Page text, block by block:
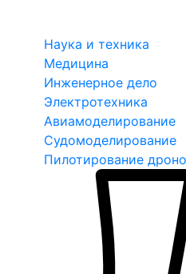
Наука и техника
Медицина
Инженерное дело
Электротехника
Авиамоделирование
Судомоделирование
Пилотирование